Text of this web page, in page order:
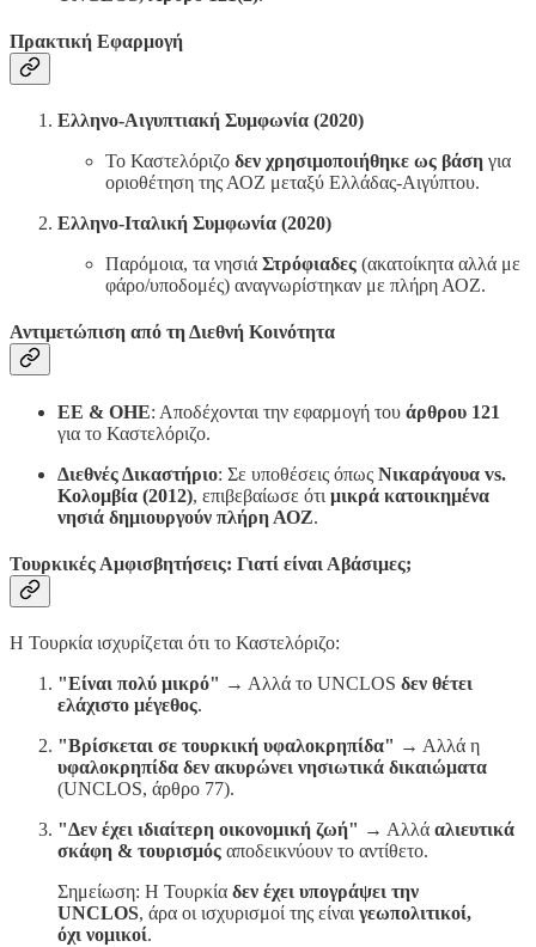
Πρακτική Εφαρμογή
Ελληνο-Αιγυπτιακή Συμφωνία (2020)
Το Καστελόριζο δεν χρησιμοποιήθηκε ως βάση για
οριοθέτηση της ΑΟΖ μεταξύ Ελλάδας-Αιγύπτου.
Ελληνο-Ιταλική Συμφωνία (2020)
Παρόμοια, τα νησιά Στρόφιαδες (ακατοίκητα αλλά με
φάρο/υποδομές) αναγνωρίστηκαν με πλήρη ΑΟΖ.
Αντιμετώπιση από τη Διεθνή Κοινότητα
ΕΕ & ΟΗΕ: Αποδέχονται την εφαρμογή του άρθρου 121
για το Καστελόριζο.
Διεθνές Δικαστήριο: Σε υποθέσεις όπως Νικαράγουα vs.
Κολομβία (2012), επιβεβαίωσε ότι μικρά κατοικημένα
νησιά δημιουργούν πλήρη ΑΟΖ.
Τουρκικές Αμφισβητήσεις: Γιατί είναι Αβάσιμες;
Η Τουρκία ισχυρίζεται ότι το Καστελόριζο:
"Είναι πολύ μικρό" → Αλλά το UNCLOS δεν θέτει
ελάχιστο μέγεθος.
"Βρίσκεται σε τουρκική υφαλοκρηπίδα" → Αλλά η
υφαλοκρηπίδα δεν ακυρώνει νησιωτικά δικαιώματα
(UNCLOS, άρθρο 77).
"Δεν έχει ιδιαίτερη οικονομική ζωή" → Αλλά αλιευτικά
σκάφη & τουρισμός αποδεικνύουν το αντίθετο.
Σημείωση: Η Τουρκία δεν έχει υπογράψει την
UNCLOS, άρα οι ισχυρισμοί της είναι γεωπολιτικοί,
όχι νομικοί.